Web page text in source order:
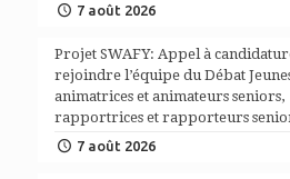
7 août 2026
Projet SWAFY: Appel à
rejoindre l’équipe du Débat
animatrices et animateurs seniors,
rapportrices et rapporteurs
7 août 2026